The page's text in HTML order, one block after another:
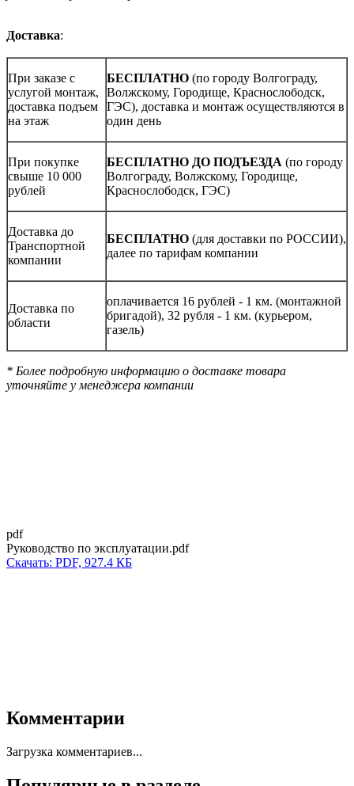
Доставка:
При заказе с
услугой монтаж,
доставка подъем
на этаж
БЕСПЛАТНО (по городу Волгограду,
Волжскому, Городище, Краснослободск,
ГЭС), доставка и монтаж осуществляются в
один день
При покупке
свыше 10 000
рублей
БЕСПЛАТНО ДО ПОДЪЕЗДА (по городу
Волгограду, Волжскому, Городище,
Краснослободск, ГЭС)
Доставка до
Транспортной
компании
БЕСПЛАТНО (для доставки по РОССИИ),
далее по тарифам компании
Доставка по
области
оплачивается 16 рублей - 1 км. (монтажной
бригадой), 32 рубля - 1 км. (курьером,
газель)
* Более подробную информацию о доставке товара
уточняйте у менеджера компании
pdf
Руководство по эксплуатации.pdf
Скачать: PDF, 927.4 КБ
Комментарии
Загрузка комментариев...